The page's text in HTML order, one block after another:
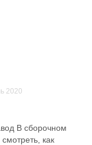
2020
В сборочном
как